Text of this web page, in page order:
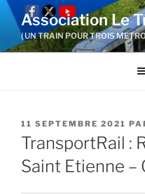
Aller
contenu
Association Le
( UN TRAIN POUR TROIS
PUBLIÉ
LE
11 SEPTEMBRE 2021
TransportRail :
Saint Etienne –